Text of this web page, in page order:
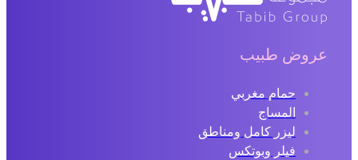
عروض طبيب
حمام مغربي
المساج
ليزر كامل ومناطق
فيلر وبوتكس